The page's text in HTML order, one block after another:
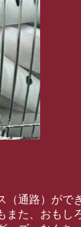
通路）がで
た、おもし